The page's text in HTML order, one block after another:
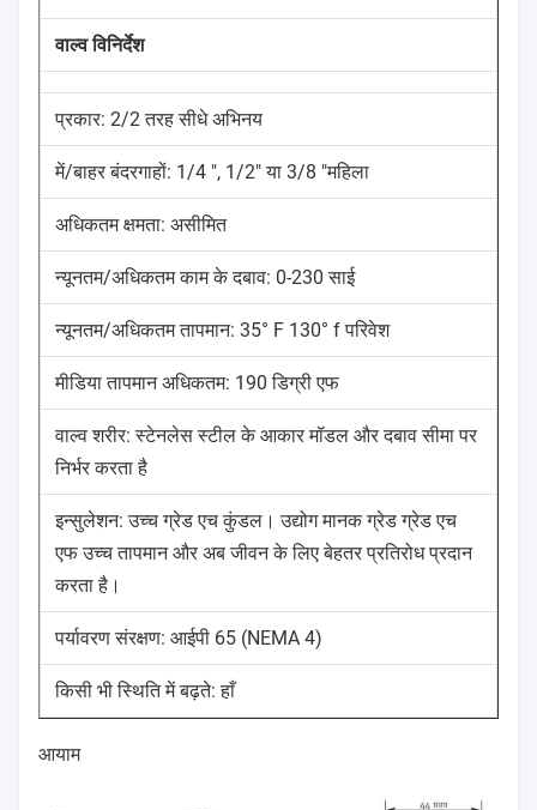
वाल्व विनिर्देश
प्रकार: 2/2 तरह सीधे अभिनय
में/बाहर बंदरगाहों: 1/4 ", 1/2" या 3/8 "महिला
अधिकतम क्षमता: असीमित
न्यूनतम/अधिकतम काम के दबाव: 0-230 साई
न्यूनतम/अधिकतम तापमान: 35° F 130° f परिवेश
मीडिया तापमान अधिकतम: 190 डिग्री एफ
वाल्व शरीर: स्टेनलेस स्टील के आकार मॉडल और दबाव सीमा पर
निर्भर करता है
इन्सुलेशन: उच्च ग्रेड एच कुंडल। उद्योग मानक ग्रेड ग्रेड एच
एफ उच्च तापमान और अब जीवन के लिए बेहतर प्रतिरोध प्रदान
करता है।
पर्यावरण संरक्षण: आईपी 65 (NEMA 4)
किसी भी स्थिति में बढ़ते: हाँ
आयाम